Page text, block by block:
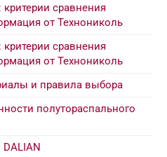
сравнения
от Технониколь
сравнения
от Технониколь
и правила выбора
полутораспального